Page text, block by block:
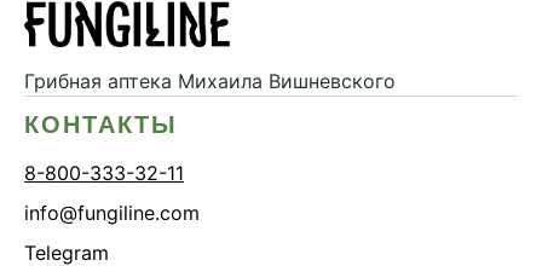
Грибная аптека Михаила Вишневского
КОНТАКТЫ
8-800-333-32-11
info@fungiline.com
Telegram